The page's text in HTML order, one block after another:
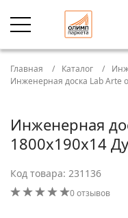
Главная Каталог
Инженерная доска Lab Arte
Инженерная
1800х190х14
Код товара: 231136
0 отзывов